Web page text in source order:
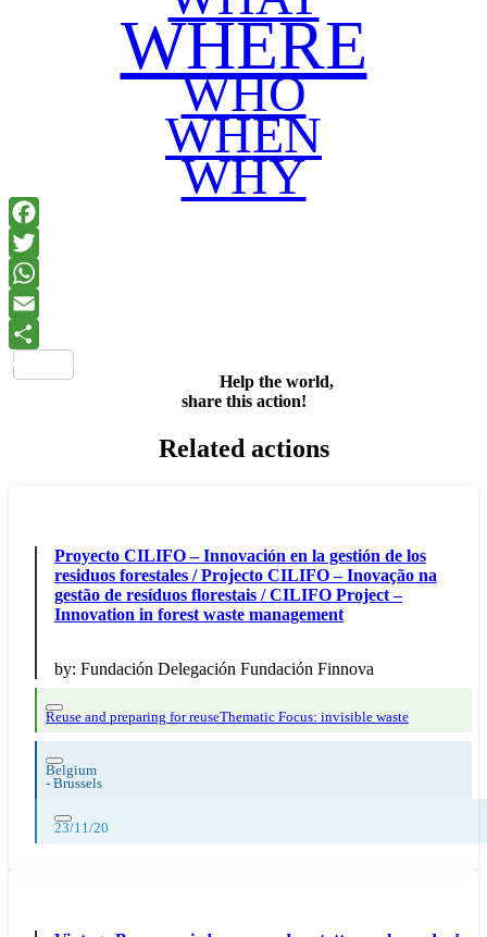
WHERE
WHO
WHEN
WHY
Help the world,
share this action!
Related actions
Proyecto CILIFO – Innovación en la gestión de los
residuos forestales / Projecto CILIFO – Inovação na
gestão de resíduos florestais / CILIFO Project –
Innovation in forest waste management
by: Fundación Delegación Fundación Finnova
Reuse and preparing for reuseThematic Focus: invisible waste
Belgium
- Brussels
23/11/20